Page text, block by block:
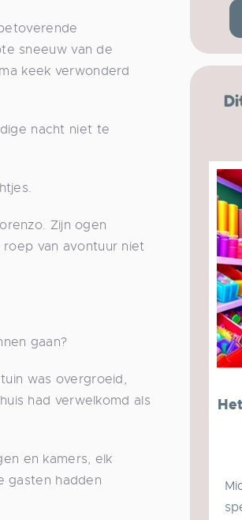
sneeuw van de
keek verwonderd
nacht niet te
Zijn ogen
van avontuur niet
gaan?
was overgroeid,
had verwelkomd als
en kamers, elk
gasten hadden